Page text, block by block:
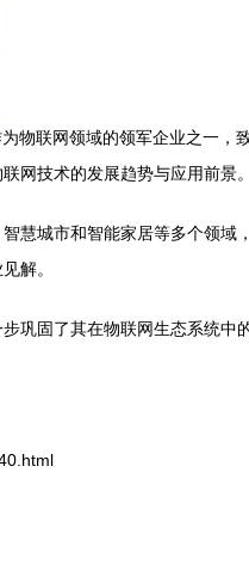
物联网领域的领军企业之一，
网技术的发展趋势与应用前景。
慧城市和智能家居等多个领域
解。
巩固了其在物联网生态系统中